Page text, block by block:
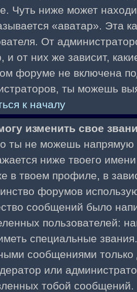
Чуть ниже может
«аватар». Эта
От
и от них же зависит,
форуме не включена
ты можешь
к началу
изменить свое
ты не можешь напрямую
ниже твоего
в твоем профиле, в
форумов
сообщений было
пользователей:
специальные
сообщениями только
или
тобой сообщений.